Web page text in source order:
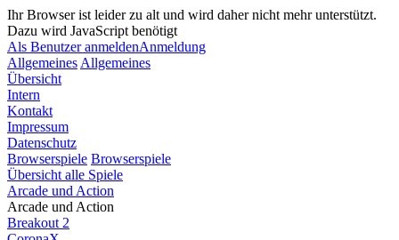
Ihr Browser ist leider zu alt und wird daher nicht mehr unterstützt.
Dazu wird JavaScript benötigt
Als Benutzer anmeldenAnmeldung
Allgemeines Allgemeines
Übersicht
Intern
Kontakt
Impressum
Datenschutz
Browserspiele Browserspiele
Übersicht alle Spiele
Arcade und Action
Arcade und Action
Breakout 2